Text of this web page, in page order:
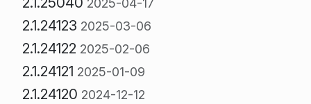
2025-04-17
2.1.24123 2025-03-06
2.1.24122 2025-02-06
2.1.24121 2025-01-09
2.1.24120 2024-12-12